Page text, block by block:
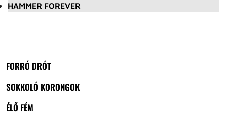
HAMMER FOREVER
FORRÓ DRÓT
SOKKOLÓ KORONGOK
ÉLŐ FÉM